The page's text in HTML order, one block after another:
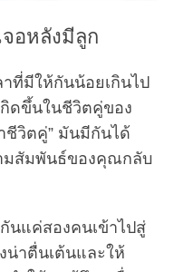
อหลังมีลูก
ที่มีให้กันน้อยเกินไป
ดขึ้นในชีวิตคู่ของ
วิตคู่” มันมีกันได้
มสัมพันธ์ของคุณกลับ
นแค่สองคนเข้าไปสู่
าตื่นเต้นและให้